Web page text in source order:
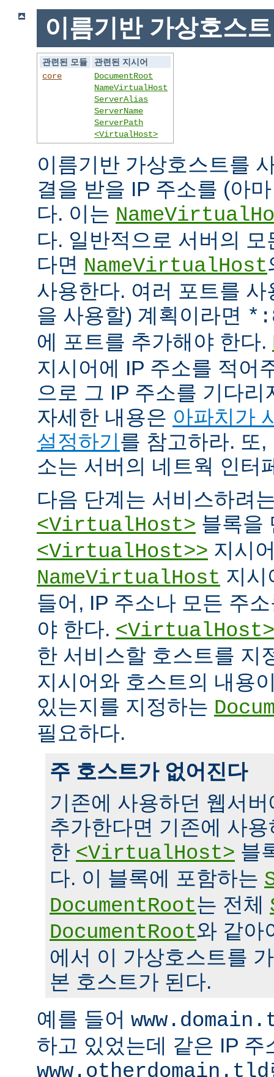
이름기반 가상호스
관련된 모듈
관련된 지시어
core
DocumentRoot
NameVirtualHost
ServerAlias
ServerName
ServerPath
<VirtualHost>
이름기반 가상호스트를
결을 받을 IP 주소를 (아
다. 이는
다. 일반적으로 서버의
다면 NameVirtualHost
사용한다. 여러 포트를
을 사용할) 계획이라면
에 포트를 추가해야 한다.
지시어에 IP 주소를 적어
으로 그 IP 주소를 기다
자세한 내용은 아파치가
설정하기를 참고하라. 또
소는 서버의 네트웍 인터
다음 단계는 서비스하려
<VirtualHost> 블록을
<VirtualHost>> 지시
NameVirtualHost 지시
들어, IP 주소나 모든 주
야 한다.
한 서비스할 호스트를 지
지시어와 호스트의 내용
있는지를 지정하는
필요하다.
주 호스트가 없어진다
기존에 사용하던 웹서
추가한다면 기존에 사
한 <VirtualHost> 블
다. 이 블록에 포함하는
DocumentRoot는 전체
DocumentRoot와 같아
에서 이 가상호스트를
본 호스트가 된다.
예를 들어
하고 있었는데 같은 IP 주
www.otherdomain.tld